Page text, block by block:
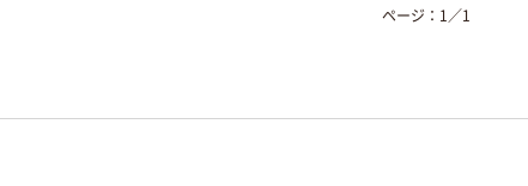
ページ： 1 ／1